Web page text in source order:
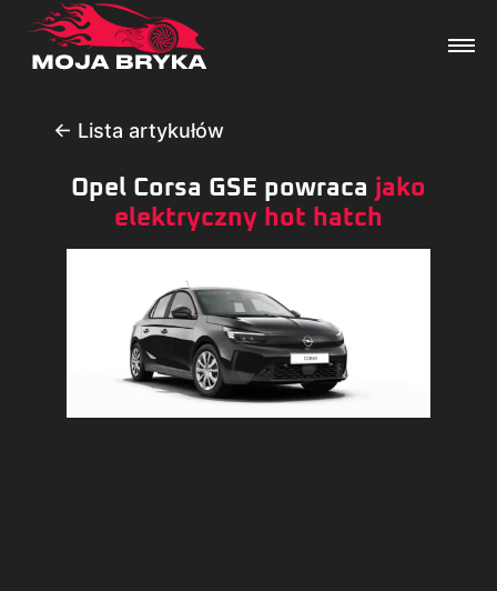
Dane techniczne
Forum
Artykuły
← Lista artykułów
Opel Corsa GSE powraca jako
elektryczny hot hatch